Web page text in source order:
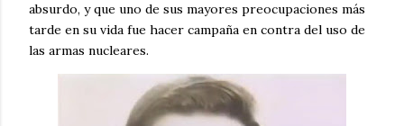
absurdo, y que uno de sus mayores preocupaciones más
tarde en su vida fue hacer campaña en contra del uso de
las armas nucleares.